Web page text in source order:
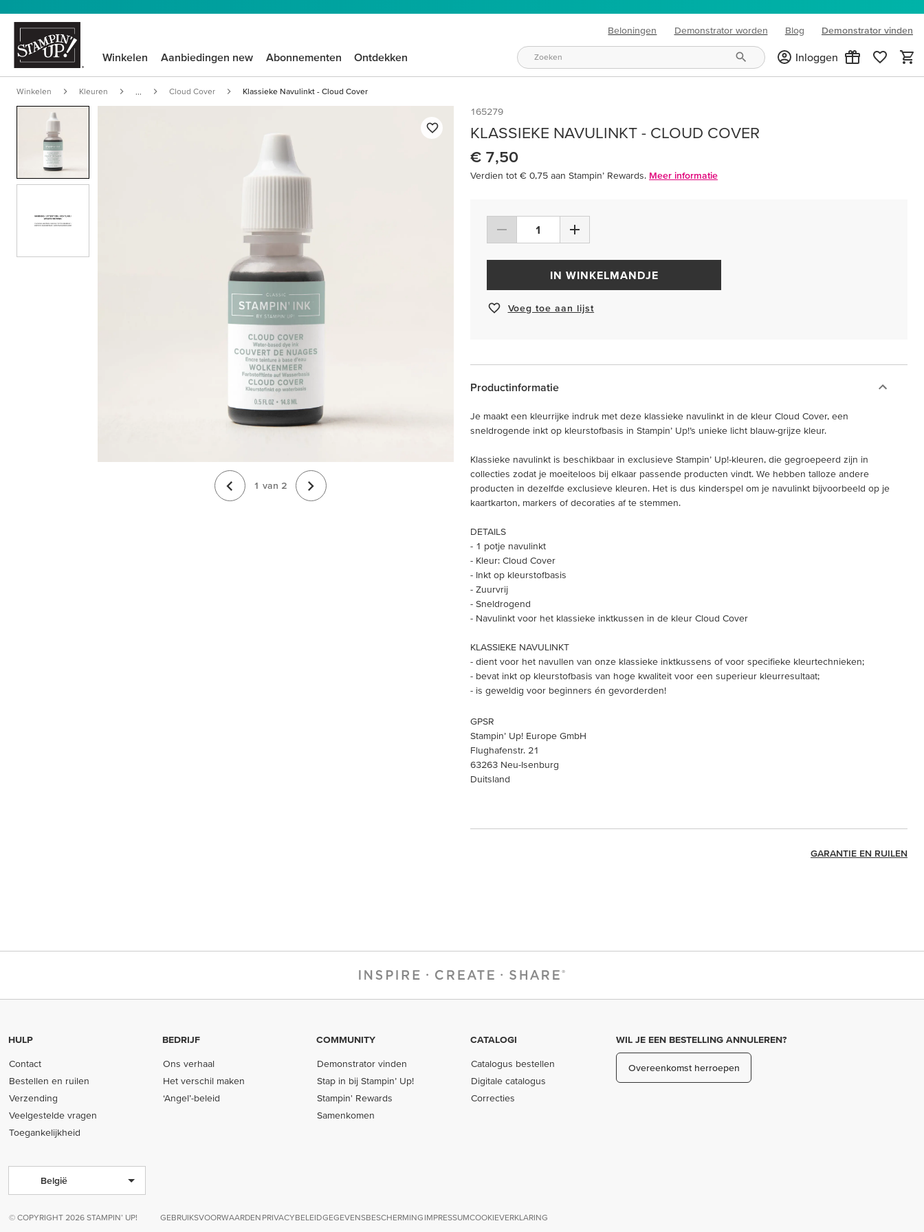
Beloningen Demonstrator worden Blog
(opens in new tab)
Demonstrator vinden
Winkelen Aanbiedingen new Abonnementen Ontdekken Inloggen
Winkelen Kleuren Cloud Cover Klassieke Navulinkt - Cloud Cover
1 van 2
165279
KLASSIEKE NAVULINKT - CLOUD COVER
€ 7,50
Verdien tot € 0,75 aan Stampin’ Rewards. Meer informatie
IN WINKELMANDJE
Voeg toe aan lijst
Productinformatie
Je maakt een kleurrijke indruk met deze klassieke navulinkt in de kleur Cloud Cover, een
sneldrogende inkt op kleurstofbasis in Stampin’ Up!’s unieke licht blauw-grijze kleur.
Klassieke navulinkt is beschikbaar in exclusieve Stampin’ Up!-kleuren, die gegroepeerd zijn in
collecties zodat je moeiteloos bij elkaar passende producten vindt. We hebben talloze andere
producten in dezelfde exclusieve kleuren. Het is dus kinderspel om je navulinkt bijvoorbeeld op je
kaartkarton, markers of decoraties af te stemmen.
DETAILS
- 1 potje navulinkt
- Kleur: Cloud Cover
- Inkt op kleurstofbasis
- Zuurvrij
- Sneldrogend
- Navulinkt voor het klassieke inktkussen in de kleur Cloud Cover
KLASSIEKE NAVULINKT
- dient voor het navullen van onze klassieke inktkussens of voor specifieke kleurtechnieken;
- bevat inkt op kleurstofbasis van hoge kwaliteit voor een superieur kleurresultaat;
- is geweldig voor beginners én gevorderden!
GPSR
Stampin’ Up! Europe GmbH
Flughafenstr. 21
63263 Neu-Isenburg
Duitsland
GARANTIE EN RUILEN
HULP
Contact
Bestellen en ruilen
Verzending
Veelgestelde vragen
Toegankelijkheid
BEDRIJF
Ons verhaal
Het verschil maken
‘Angel’-beleid
COMMUNITY
Demonstrator vinden
Stap in bij Stampin’ Up!
Stampin' Rewards
Samenkomen
CATALOGI
Catalogus bestellen
Digitale catalogus
Correcties
WIL JE EEN BESTELLING ANNULEREN?
Overeenkomst herroepen
België
© COPYRIGHT 2026 STAMPIN’ UP! GEBRUIKSVOORWAARDEN PRIVACYBELEIDGEGEVENSBESCHERMING IMPRESSUMCOOKIEVERKLARING